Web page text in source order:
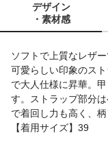
デザイン
・素材感
ソフトで上質なレザ
可愛らしい印象のス
で大人仕様に昇華。
す。ストラップ部分
で着回し力も高く、
【着用サイズ】39